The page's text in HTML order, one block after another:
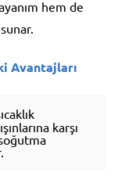
hem de
Avantajları
karşı